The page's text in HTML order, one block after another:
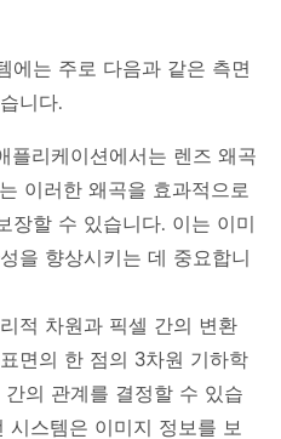
에는 주로 다음과 같은 측면
니다.
플리케이션에서는 렌즈 왜곡
이러한 왜곡을 효과적으로
장할 수 있습니다. 이는 이미
을 향상시키는 데 중요합니
적 차원과 픽셀 간의 변환
면의 한 점의 3차원 기하학
의 관계를 결정할 수 있습
스템은 이미지 정보를 보